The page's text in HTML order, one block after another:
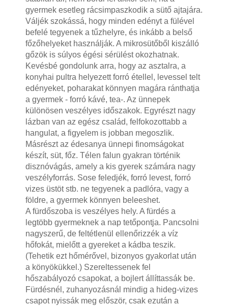
gyermek esetleg rácsimpaszkodik a sütő ajtajára.
Váljék szokássá, hogy minden edényt a fülével
befelé tegyenek a tűzhelyre, és inkább a belső
főzőhelyeket használják. A mikrosütőből kiszálló
gőzök is súlyos égési sérülést okozhatnak.
Kevésbé gondolunk arra, hogy az asztalra, a
konyhai pultra helyezett forró étellel, levessel telt
edényeket, poharakat könnyen magára ránthatja
a gyermek - forró kávé, tea-. Az ünnepek
különösen veszélyes időszakok. Egyrészt nagy
lázban van az egész család, felfokozottabb a
hangulat, a figyelem is jobban megoszlik.
Másrészt az édesanya ünnepi finomságokat
készít, süt, főz. Télen falun gyakran történik
disznóvágás, amely a kis gyerek számára nagy
veszélyforrás. Sose feledjék, forró levest, forró
vizes üstöt stb. ne tegyenek a padlóra, vagy a
földre, a gyermek könnyen beleeshet.
A fürdőszoba is veszélyes hely. A fürdés a
legtöbb gyermeknek a nap tetőpontja. Pancsolni
nagyszerű, de feltétlenül ellenőrizzék a víz
hőfokát, mielőtt a gyereket a kádba teszik.
(Tehetik ezt hőmérővel, bizonyos gyakorlat után
a könyökükkel.) Szereltessenek fel
hőszabályozó csapokat, a bojlert állíttassák be.
Fürdésnél, zuhanyozásnál mindig a hideg-vizes
csapot nyissák meg először, csak ezután a